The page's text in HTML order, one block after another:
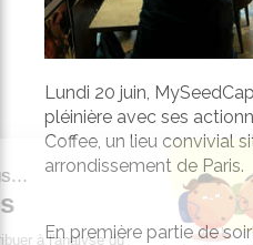
Lundi 20 juin,
pléinière avec ses
Coffee, un lieu convivial
arrondissement de Paris.
En première partie de